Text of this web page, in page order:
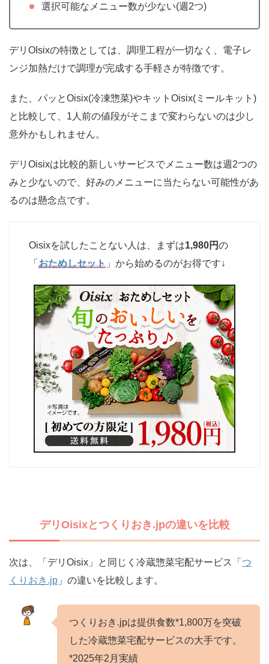
選択可能なメニュー数が少ない(週2つ)
デリOIsixの特徴としては、調理工程が一切なく、電子レ
ンジ加熱だけで調理が完成する手軽さが特徴です。
また、パッとOisix(冷凍惣菜)やキットOisix(ミールキット)
と比較して、1人前の値段がそこまで変わらないのは少し
意外かもしれません。
デリOisixは比較的新しいサービスでメニュー数は週2つの
みと少ないので、好みのメニューに当たらない可能性があ
るのは懸念点です。
Oisixを試したことない人は、まずは1,980円の
「 おためしセット 」から始めるのがお得です↓
デリOisixとつくりおき.jpの違いを比較
次は、「デリOisix」と同じく冷蔵惣菜宅配サービス「 つ
くりおき.jp 」の違いを比較します。
つくりおき.jpは提供食数*1,800万を突破
した冷蔵惣菜宅配サービスの大手です。
*2025年2月実績